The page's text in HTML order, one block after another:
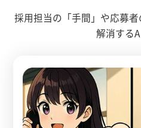
採用担当の「手間」や応募
解消する